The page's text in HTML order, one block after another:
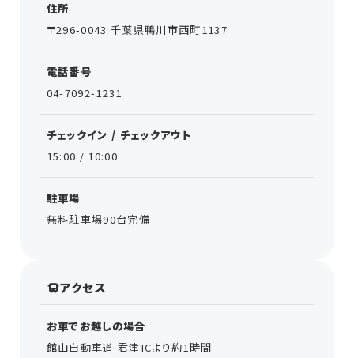
住所
〒296-0043 千葉県鴨川市西町1137
電話番号
04-7092-1231
チェックイン / チェックアウト
15:00 / 10:00
駐車場
無料駐車場90台完備
アクセス
お車でお越しの場合
館山自動車道 君津ICより約1時間